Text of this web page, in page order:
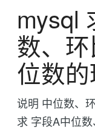
mysql
数、
位数
说明 中位数、
求 字段A中位